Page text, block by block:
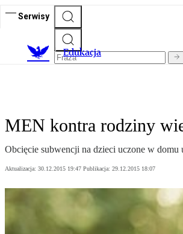
Serwisy
Edukacja
MEN kontra rodziny
Obcięcie subwencji na dzieci uczone w domu
Aktualizacja: 30.12.2015 19:47 Publikacja: 29.12.2015 18:07